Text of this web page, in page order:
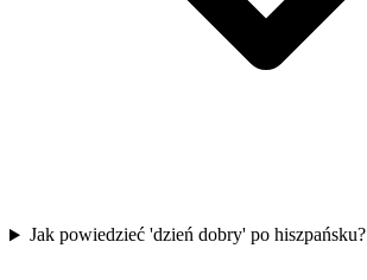
Jak powiedzieć 'dzień dobry' po hiszpańsku?